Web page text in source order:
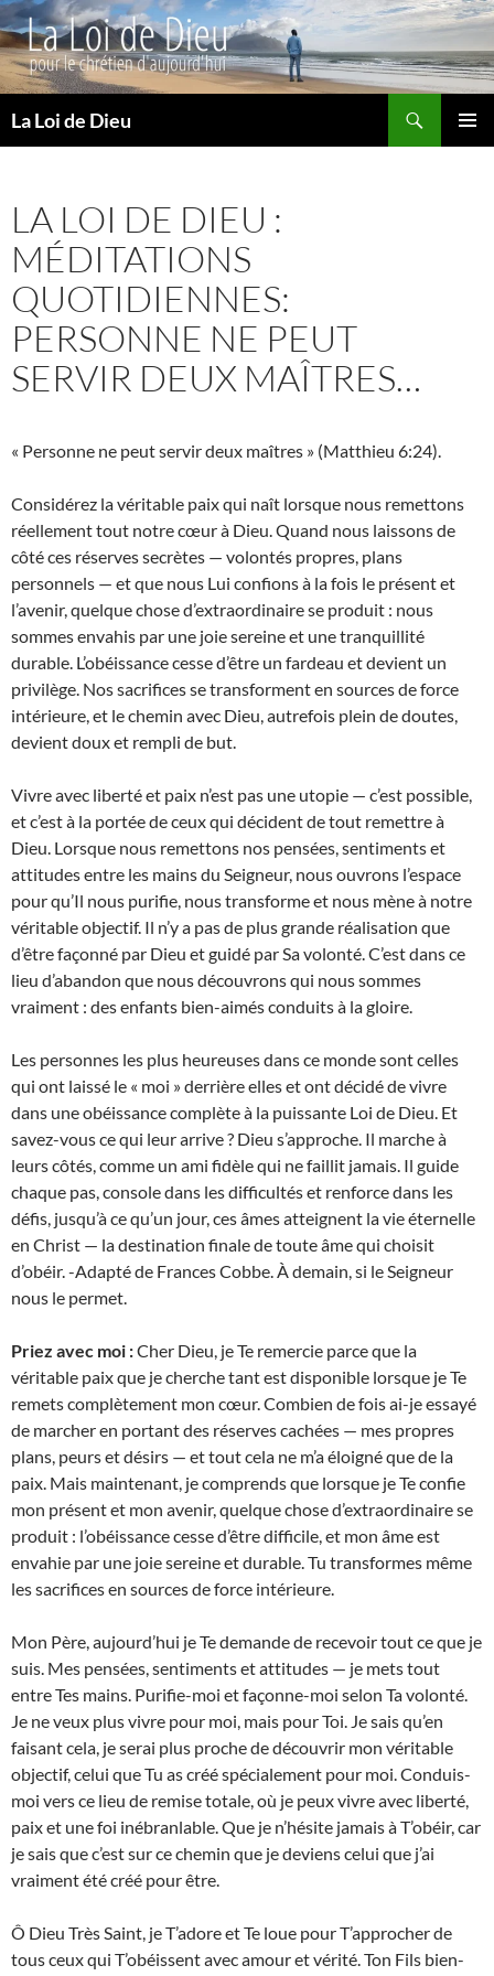
La Loi de Dieu
LA LOI DE DIEU :
MÉDITATIONS
QUOTIDIENNES:
PERSONNE NE PEUT
SERVIR DEUX MAÎTRES…
« Personne ne peut servir deux maîtres » (Matthieu 6:24).
Considérez la véritable paix qui naît lorsque nous remettons
réellement tout notre cœur à Dieu. Quand nous laissons de
côté ces réserves secrètes — volontés propres, plans
personnels — et que nous Lui confions à la fois le présent et
l’avenir, quelque chose d’extraordinaire se produit : nous
sommes envahis par une joie sereine et une tranquillité
durable. L’obéissance cesse d’être un fardeau et devient un
privilège. Nos sacrifices se transforment en sources de force
intérieure, et le chemin avec Dieu, autrefois plein de doutes,
devient doux et rempli de but.
Vivre avec liberté et paix n’est pas une utopie — c’est possible,
et c’est à la portée de ceux qui décident de tout remettre à
Dieu. Lorsque nous remettons nos pensées, sentiments et
attitudes entre les mains du Seigneur, nous ouvrons l’espace
pour qu’Il nous purifie, nous transforme et nous mène à notre
véritable objectif. Il n’y a pas de plus grande réalisation que
d’être façonné par Dieu et guidé par Sa volonté. C’est dans ce
lieu d’abandon que nous découvrons qui nous sommes
vraiment : des enfants bien-aimés conduits à la gloire.
Les personnes les plus heureuses dans ce monde sont celles
qui ont laissé le « moi » derrière elles et ont décidé de vivre
dans une obéissance complète à la puissante Loi de Dieu. Et
savez-vous ce qui leur arrive ? Dieu s’approche. Il marche à
leurs côtés, comme un ami fidèle qui ne faillit jamais. Il guide
chaque pas, console dans les difficultés et renforce dans les
défis, jusqu’à ce qu’un jour, ces âmes atteignent la vie éternelle
en Christ — la destination finale de toute âme qui choisit
d’obéir. -Adapté de Frances Cobbe. À demain, si le Seigneur
nous le permet.
Priez avec moi :Cher Dieu, je Te remercie parce que la
véritable paix que je cherche tant est disponible lorsque je Te
remets complètement mon cœur. Combien de fois ai-je essayé
de marcher en portant des réserves cachées — mes propres
plans, peurs et désirs — et tout cela ne m’a éloigné que de la
paix. Mais maintenant, je comprends que lorsque je Te confie
mon présent et mon avenir, quelque chose d’extraordinaire se
produit : l’obéissance cesse d’être difficile, et mon âme est
envahie par une joie sereine et durable. Tu transformes même
les sacrifices en sources de force intérieure.
Mon Père, aujourd’hui je Te demande de recevoir tout ce que je
suis. Mes pensées, sentiments et attitudes — je mets tout
entre Tes mains. Purifie-moi et façonne-moi selon Ta volonté.
Je ne veux plus vivre pour moi, mais pour Toi. Je sais qu’en
faisant cela, je serai plus proche de découvrir mon véritable
objectif, celui que Tu as créé spécialement pour moi. Conduis-
moi vers ce lieu de remise totale, où je peux vivre avec liberté,
paix et une foi inébranlable. Que je n’hésite jamais à T’obéir, car
je sais que c’est sur ce chemin que je deviens celui que j’ai
vraiment été créé pour être.
Ô Dieu Très Saint, je T’adore et Te loue pour T’approcher de
tous ceux qui T’obéissent avec amour et vérité. Ton Fils bien-